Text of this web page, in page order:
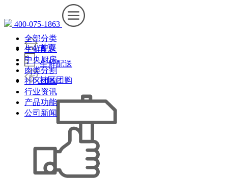
400-075-1863
首页
生鲜配送
社区团购
全部分类
生鲜配送
中央厨房
肉类分割
社区团购
行业资讯
产品功能
公司新闻